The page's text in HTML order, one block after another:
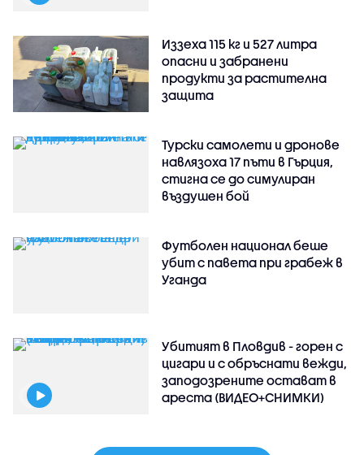
Иззеха 115 кг и 527 литра
опасни и забранени
продукти за растителна
защита
Турски самолети и дронове
навлязоха 17 пъти в Гърция,
стигна се до симулиран
въздушен бой
Футболен национал беше
убит с павета при грабеж в
Уганда
Убитият в Пловдив - горен с
цигари и с обръснати вежди,
заподозрените остават в
ареста (ВИДЕО+СНИМКИ)